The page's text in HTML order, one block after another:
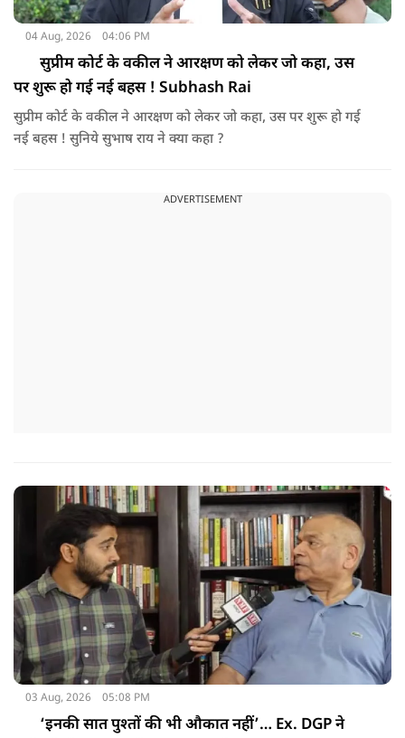
04 Aug, 2026 04:06 PM
सुप्रीम कोर्ट के वकील ने आरक्षण को लेकर जो कहा, उस
पर शुरू हो गई नई बहस ! Subhash Rai
सुप्रीम कोर्ट के वकील ने आरक्षण को लेकर जो कहा, उस पर शुरू हो गई
नई बहस ! सुनिये सुभाष राय ने क्या कहा ?
ADVERTISEMENT
03 Aug, 2026 05:08 PM
‘इनकी सात पुश्तों की भी औकात नहीं’… Ex. DGP ने